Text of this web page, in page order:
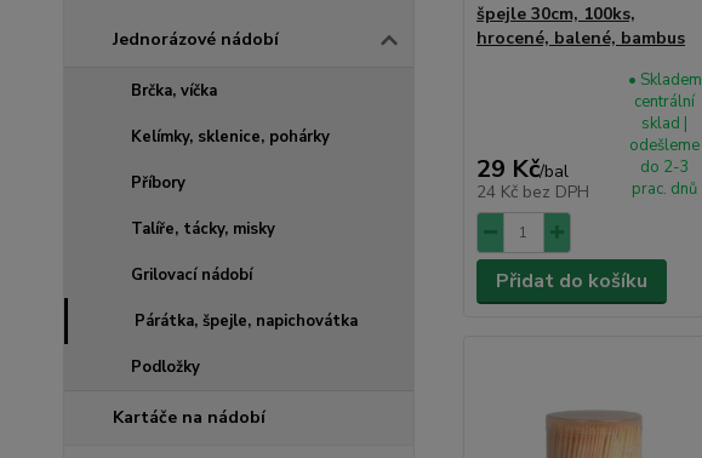
Jednorázové nádobí
Brčka, víčka
Kelímky, sklenice, pohárky
Příbory
Talíře, tácky, misky
Grilovací nádobí
Párátka, špejle, napichovátka
Podložky
Kartáče na nádobí
špejle 30cm, 100ks,
hrocené, balené, bambus
29 Kč/bal
24 Kč bez DPH
• Skladem
centrální
sklad |
odešleme
do 2-3
prac. dnů
Přidat do košíku